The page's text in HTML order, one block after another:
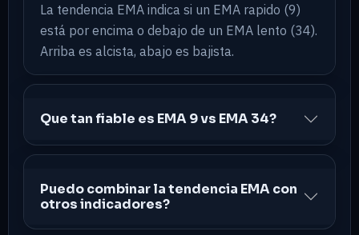
La tendencia EMA indica si un EMA rapido (9)
está por encima o debajo de un EMA lento (34).
Arriba es alcista, abajo es bajista.
Que tan fiable es EMA 9 vs EMA 34?
Puedo combinar la tendencia EMA con
otros indicadores?